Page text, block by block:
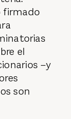
firmado
el
–y
son